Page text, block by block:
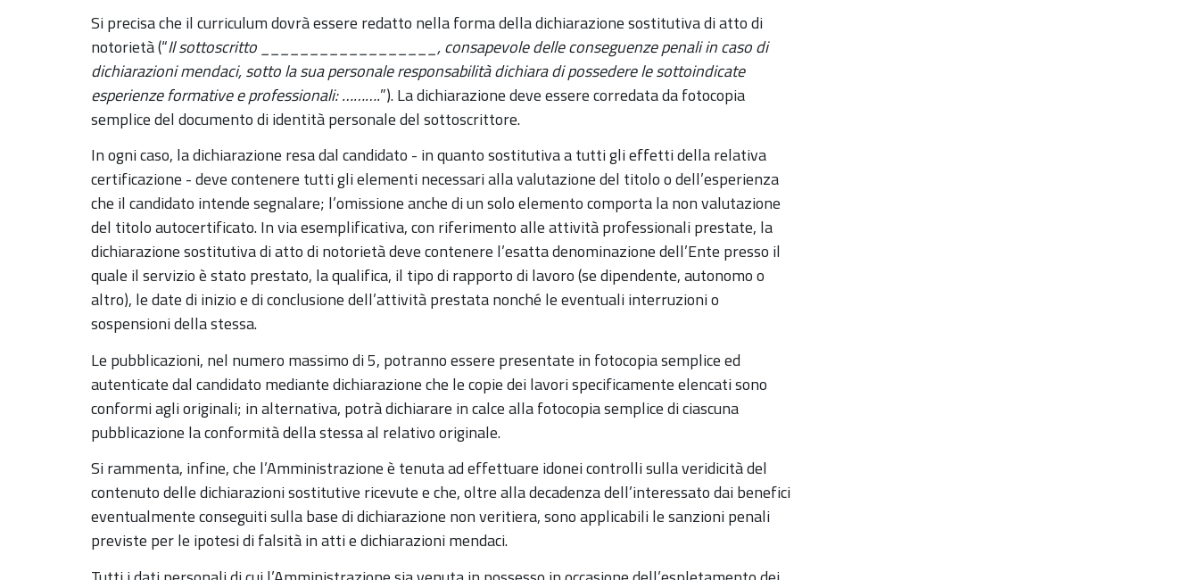
Si precisa che il curriculum dovrà essere redatto nella forma della dichiarazione sostitutiva di atto di
notorietà (“Il sottoscritto __________________, consapevole delle conseguenze penali in caso di
dichiarazioni mendaci, sotto la sua personale responsabilità dichiara di possedere le sottoindicate
esperienze formative e professionali: ……….”). La dichiarazione deve essere corredata da fotocopia
semplice del documento di identità personale del sottoscrittore.
In ogni caso, la dichiarazione resa dal candidato - in quanto sostitutiva a tutti gli effetti della relativa
certificazione - deve contenere tutti gli elementi necessari alla valutazione del titolo o dell’esperienza
che il candidato intende segnalare; l’omissione anche di un solo elemento comporta la non valutazione
del titolo autocertificato. In via esemplificativa, con riferimento alle attività professionali prestate, la
dichiarazione sostitutiva di atto di notorietà deve contenere l’esatta denominazione dell’Ente presso il
quale il servizio è stato prestato, la qualifica, il tipo di rapporto di lavoro (se dipendente, autonomo o
altro), le date di inizio e di conclusione dell’attività prestata nonché le eventuali interruzioni o
sospensioni della stessa.
Le pubblicazioni, nel numero massimo di 5, potranno essere presentate in fotocopia semplice ed
autenticate dal candidato mediante dichiarazione che le copie dei lavori specificamente elencati sono
conformi agli originali; in alternativa, potrà dichiarare in calce alla fotocopia semplice di ciascuna
pubblicazione la conformità della stessa al relativo originale.
Si rammenta, infine, che l’Amministrazione è tenuta ad effettuare idonei controlli sulla veridicità del
contenuto delle dichiarazioni sostitutive ricevute e che, oltre alla decadenza dell’interessato dai benefici
eventualmente conseguiti sulla base di dichiarazione non veritiera, sono applicabili le sanzioni penali
previste per le ipotesi di falsità in atti e dichiarazioni mendaci.